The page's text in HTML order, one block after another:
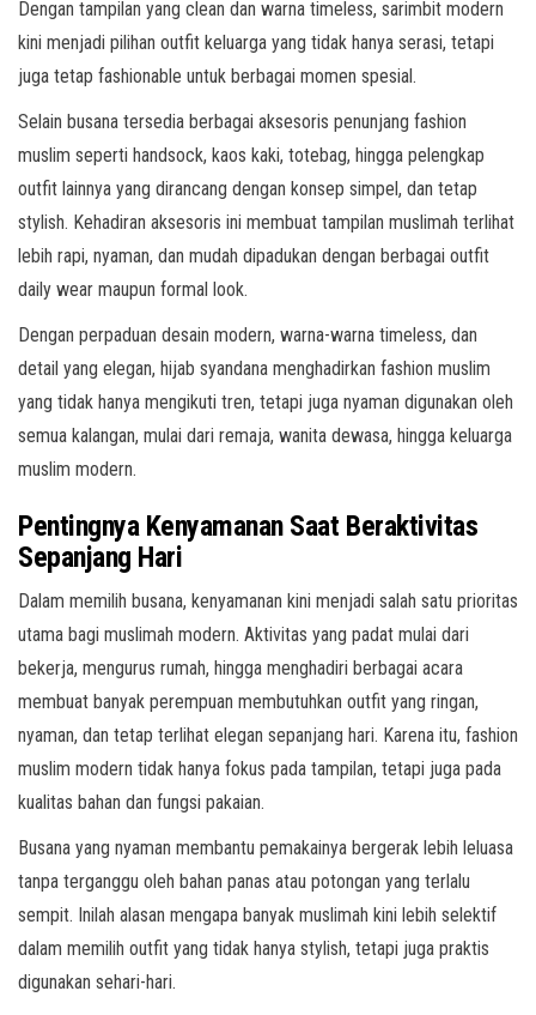
Dengan tampilan yang clean dan warna timeless, sarimbit modern
kini menjadi pilihan outfit keluarga yang tidak hanya serasi, tetapi
juga tetap fashionable untuk berbagai momen spesial.
Selain busana tersedia berbagai aksesoris penunjang fashion
muslim seperti handsock, kaos kaki, totebag, hingga pelengkap
outfit lainnya yang dirancang dengan konsep simpel, dan tetap
stylish. Kehadiran aksesoris ini membuat tampilan muslimah terlihat
lebih rapi, nyaman, dan mudah dipadukan dengan berbagai outfit
daily wear maupun formal look.
Dengan perpaduan desain modern, warna-warna timeless, dan
detail yang elegan, hijab syandana menghadirkan fashion muslim
yang tidak hanya mengikuti tren, tetapi juga nyaman digunakan oleh
semua kalangan, mulai dari remaja, wanita dewasa, hingga keluarga
muslim modern.
Pentingnya Kenyamanan Saat Beraktivitas
Sepanjang Hari
Dalam memilih busana, kenyamanan kini menjadi salah satu prioritas
utama bagi muslimah modern. Aktivitas yang padat mulai dari
bekerja, mengurus rumah, hingga menghadiri berbagai acara
membuat banyak perempuan membutuhkan outfit yang ringan,
nyaman, dan tetap terlihat elegan sepanjang hari. Karena itu, fashion
muslim modern tidak hanya fokus pada tampilan, tetapi juga pada
kualitas bahan dan fungsi pakaian.
Busana yang nyaman membantu pemakainya bergerak lebih leluasa
tanpa terganggu oleh bahan panas atau potongan yang terlalu
sempit. Inilah alasan mengapa banyak muslimah kini lebih selektif
dalam memilih outfit yang tidak hanya stylish, tetapi juga praktis
digunakan sehari-hari.